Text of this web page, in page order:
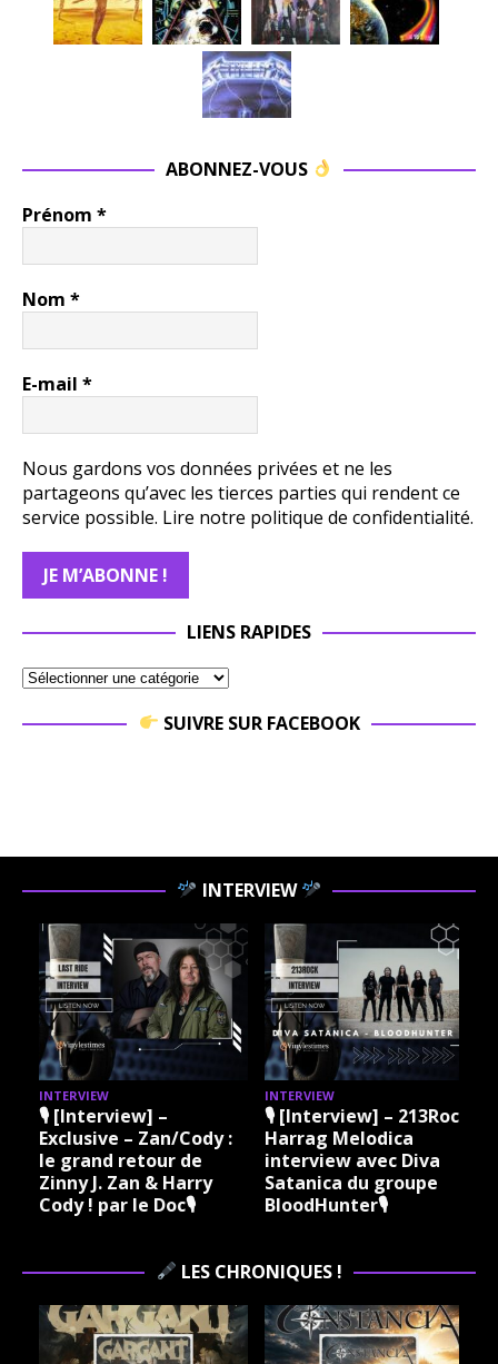
ABONNEZ-VOUS
Prénom *
Nom *
E-mail *
Nous gardons vos données privées et ne les
partageons qu’avec les tierces parties qui rendent ce
service possible. Lire notre politique de confidentialité.
LIENS RAPIDES
SUIVRE SUR FACEBOOK
INTERVIEW
INTERVIEW
🎙 [Interview] –
Exclusive – Zan/Cody :
le grand retour de
Zinny J. Zan & Harry
Cody ! par le Doc🎙
INTERVIEW
🎙 [Interview] – 213Rock
Harrag Melodica
interview avec Diva
Satanica du groupe
BloodHunter🎙
LES CHRONIQUES !